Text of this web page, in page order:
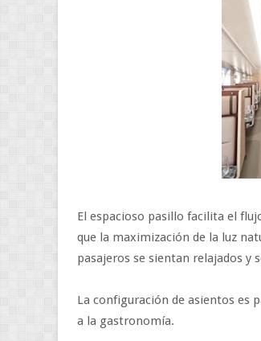
El espacioso pasillo facilita el
que la maximización de la luz
pasajeros se sientan relajados y
La configuración de asientos es
a la gastronomía.